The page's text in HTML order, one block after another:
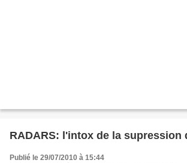
RADARS: l'intox de la supression
Publié le 29/07/2010 à 15:44